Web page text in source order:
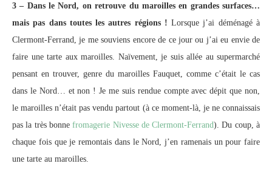
3 – Dans le Nord, on retrouve du maroilles en grandes surfaces…
mais pas dans toutes les autres régions !Lorsque j’ai déménagé à
Clermont-Ferrand, je me souviens encore de ce jour ou j’ai eu envie de
faire une tarte aux maroilles. Naïvement, je suis allée au supermarché
pensant en trouver, genre du maroilles Fauquet, comme c’était le cas
dans le Nord… et non ! Je me suis rendue compte avec dépit que non,
le maroilles n’était pas vendu partout (à ce moment-là, je ne connaissais
pas la très bonnefromagerie Nivesse de Clermont-Ferrand). Du coup, à
chaque fois que je remontais dans le Nord, j’en ramenais un pour faire
une tarte au maroilles.